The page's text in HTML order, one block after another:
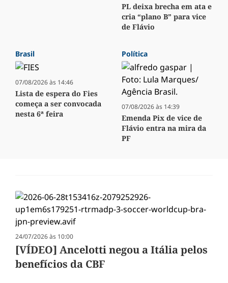
PL deixa brecha em ata e
cria “plano B” para vice
de Flávio
Brasil
07/08/2026 às 14:46
Lista de espera do Fies
começa a ser convocada
nesta 6ª feira
Política
07/08/2026 às 14:39
Emenda Pix de vice de
Flávio entra na mira da
PF
24/07/2026 às 10:00
[VÍDEO] Ancelotti negou a Itália pelos
benefícios da CBF